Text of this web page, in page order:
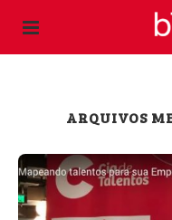
ARQUIVOS